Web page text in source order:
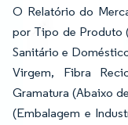
O Relatório do
por Tipo de Produto
Sanitário e
Virgem, Fibra
Gramatura (Abaixo
(Embalagem e